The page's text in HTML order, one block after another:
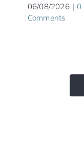
06/08/2026 | 0
Comments